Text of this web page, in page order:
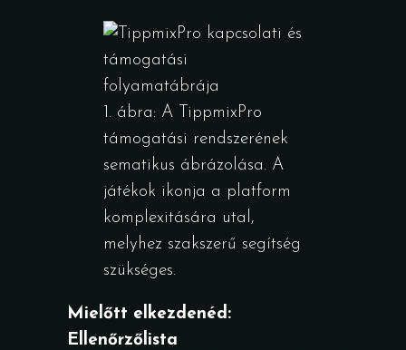
1. ábra: A TippmixPro
támogatási rendszerének
sematikus ábrázolása. A
játékok ikonja a platform
komplexitására utal,
melyhez szakszerű segítség
szükséges.
Mielőtt elkezdenéd:
Ellenőrzőlista